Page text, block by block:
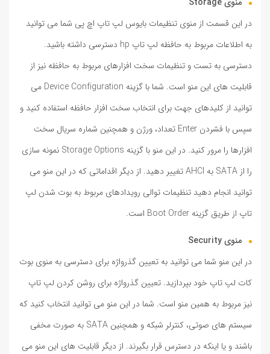
منوی Storage
در این قسمت از منوی تنظیمات بایوس لپ تاپ اچ پی شما می توانید
به اطلاعات مربوط به حافظه لپ تاپ hp دسترسی داشته باشید.
دسترسی به تست و تنظیمات سخت افزارهای مربوط به حافظه نیز از
قابلیت های این منو است. شما با گزینه Device Configuration می
توانید از کلیدهای جهت برای انتخاب سخت افزار حافظه استفاده کنید و
سپس با فشردن Enter تعداد، ورژن و همچنین شماره سریال سخت
افزارها را مرور کنید. در این منو با گزینه Storage Options نمونه سازی
را از SATA به AHCI تغییر دهید. از دیگر اقداماتی که در این منو می
توانید انجام دهید تنظیمات توالی رویدادهای مربوط به بوت شدن لپ
تاپ از طریق گزینه Boot Order است.
منوی Security
در این منو شما می توانید به تعیین گذرواژه برای دسترسی به منوی بوت
کات لپ تاپ خود بپردازید. تعیین گذرواژه برای روشن کردن لپ تاپ
نیز مربوط به همین منو است. شما در این منو می توانید انتخاب کنید که
سیستم های صوتی، کنترلر شبکه و همچنین SATA به صورت مخفی
باشند و یا اینکه در دسترس قرار بگیرند. از دیگر قابلیت های این منو می